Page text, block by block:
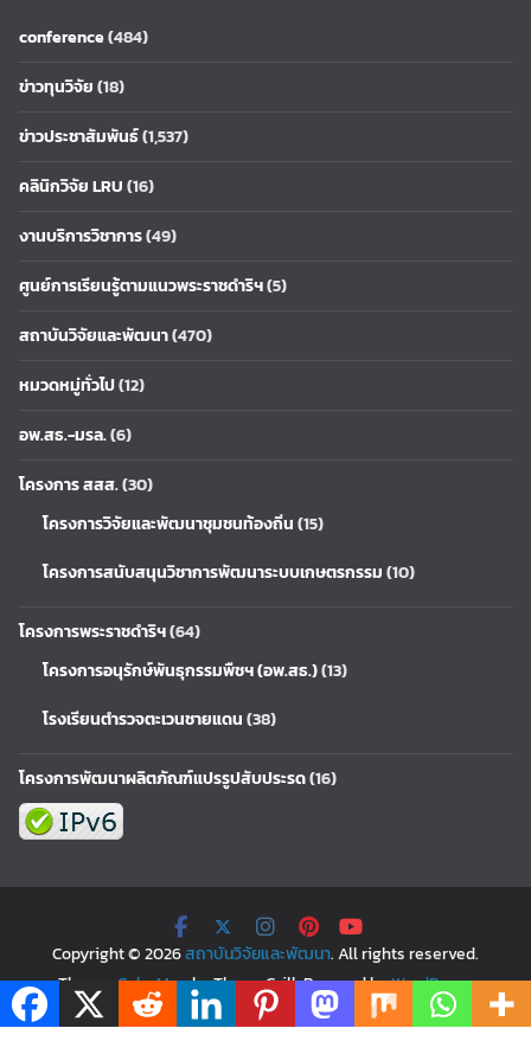
conference(484)
ข่าวทุนวิจัย(18)
ข่าวประชาสัมพันธ์(1,537)
คลินิกวิจัย LRU(16)
งานบริการวิชาการ(49)
ศูนย์การเรียนรู้ตามแนวพระราชดำริฯ(5)
สถาบันวิจัยและพัฒนา(470)
หมวดหมู่ทั่วไป(12)
อพ.สธ.-มรล.(6)
โครงการ สสส.(30)
โครงการวิจัยและพัฒนาชุมชนท้องถิ่น(15)
โครงการสนับสนุนวิชาการพัฒนาระบบเกษตรกรรม(10)
โครงการพระราชดำริฯ(64)
โครงการอนุรักษ์พันธุกรรมพืชฯ (อพ.สธ.)(13)
โรงเรียนตำรวจตะเวนชายแดน(38)
โครงการพัฒนาผลิตภัณฑ์แปรรูปสับประรด(16)
Copyright © 2026สถาบันวิจัยและพัฒนา. All rights reserved.
Theme: ColorMagby ThemeGrill. Powered byWordPress.